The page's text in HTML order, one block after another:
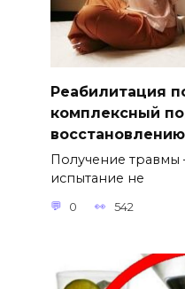
Реабилитация
комплексный
восстановлению
Получение травмы
испытание не
0 542